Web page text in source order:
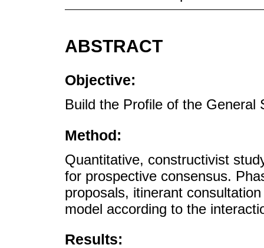
ABSTRACT
Objective:
Build the Profile of the General
Method:
Quantitative, constructivist
for prospective consensus.
proposals, itinerant
model according to the
Results: